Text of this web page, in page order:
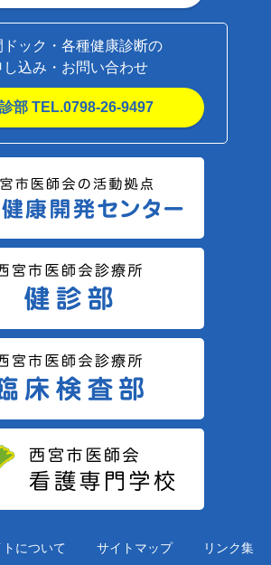
ドック・各種健康診断の
し込み・お問い合わせ
部 TEL.0798-26-9497
について サイトマップ リンク集